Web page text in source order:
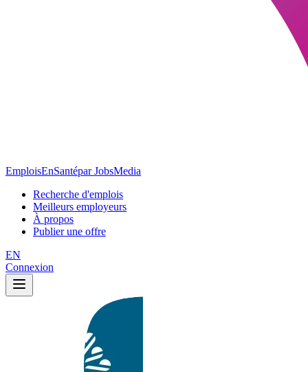
EmploisEnSantépar JobsMedia
Recherche d'emplois
Meilleurs employeurs
À propos
Publier une offre
EN
Connexion